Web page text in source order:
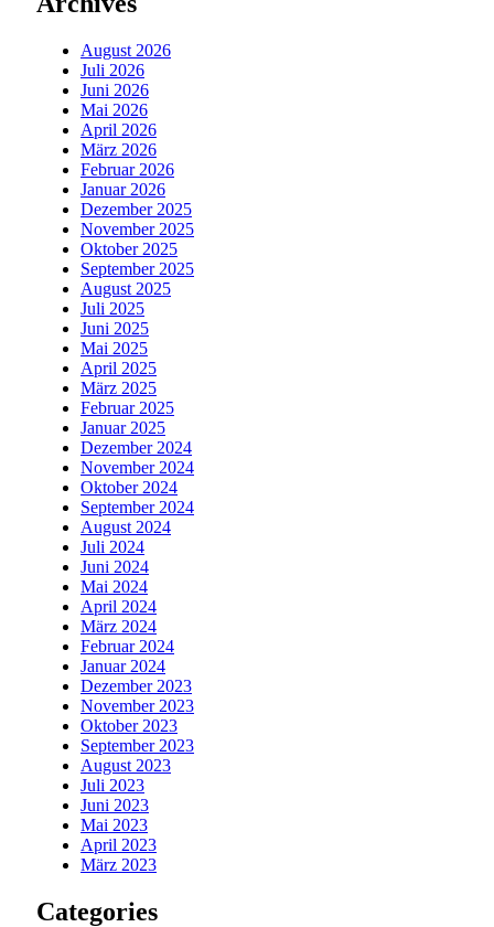
August 2026
Juli 2026
Juni 2026
Mai 2026
April 2026
März 2026
Februar 2026
Januar 2026
Dezember 2025
November 2025
Oktober 2025
September 2025
August 2025
Juli 2025
Juni 2025
Mai 2025
April 2025
März 2025
Februar 2025
Januar 2025
Dezember 2024
November 2024
Oktober 2024
September 2024
August 2024
Juli 2024
Juni 2024
Mai 2024
April 2024
März 2024
Februar 2024
Januar 2024
Dezember 2023
November 2023
Oktober 2023
September 2023
August 2023
Juli 2023
Juni 2023
Mai 2023
April 2023
März 2023
Categories